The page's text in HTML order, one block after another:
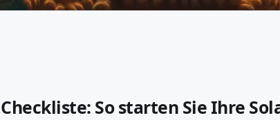
Checkliste: So starten Sie Ihre